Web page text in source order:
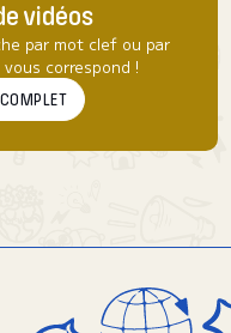
vidéos
par mot clef ou par
correspond !